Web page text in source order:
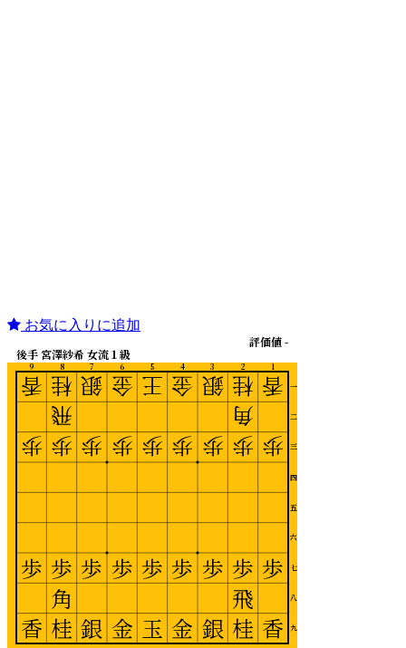
お気に入りに追加
1
2
3
4
5
6
7
8
9
一
二
三
四
五
六
七
八
九
後手 宮澤紗希 女流１級
評価値 -
香
歩
歩
香
桂
角
歩
歩
飛
桂
銀
歩
歩
銀
金
歩
歩
金
王
歩
歩
玉
金
歩
歩
金
銀
歩
歩
銀
桂
飛
歩
歩
角
桂
香
歩
歩
香